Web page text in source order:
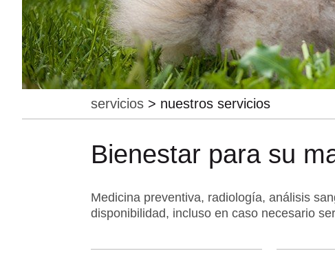
servicios > nuestros servicios
Bienestar para su
Medicina preventiva, radiología, análisis
disponibilidad, incluso en caso necesario